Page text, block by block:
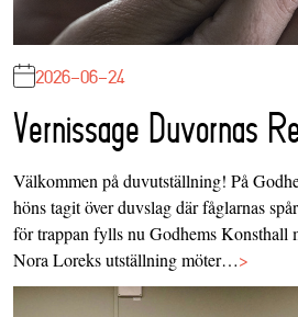
2026-06-24
Vernissage Duvornas
Välkommen på duvutställning! På
höns tagit över duvslag där fåglarnas
för trappan fylls nu Godhems Konsthall
Nora Loreks utställning möter…>